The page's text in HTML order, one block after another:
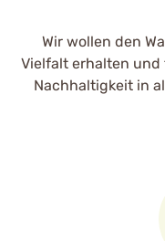
Wir wollen den
Vielfalt erhalten und
Nachhaltigkeit in